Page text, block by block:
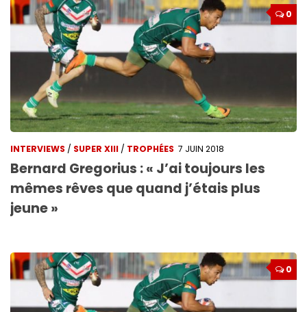
0
INTERVIEWS / SUPER XIII / TROPHÉES 7 JUIN 2018
Bernard Gregorius : « J’ai toujours les
mêmes rêves que quand j’étais plus
jeune »
0